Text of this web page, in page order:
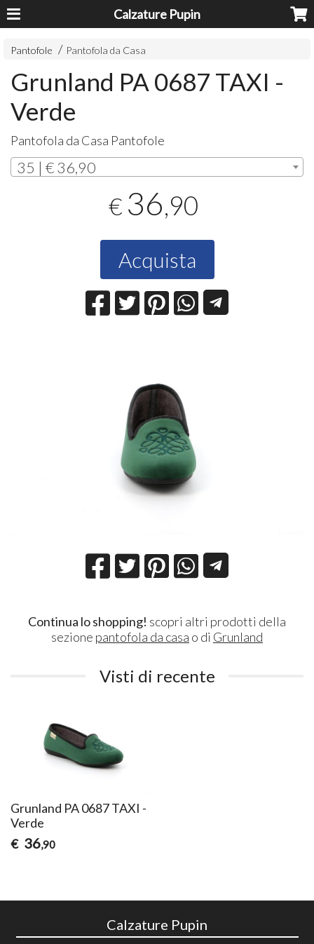
Calzature Pupin
Pantofole Pantofola da Casa
Grunland PA 0687 TAXI -
Verde
Pantofola da Casa Pantofole
35 | € 36,90
€ 36,90
Acquista
Continua lo shopping! scopri altri prodotti della
sezione pantofola da casa o di Grunland
Visti di recente
Grunland PA 0687 TAXI -
Verde
€ 36,90
Calzature Pupin